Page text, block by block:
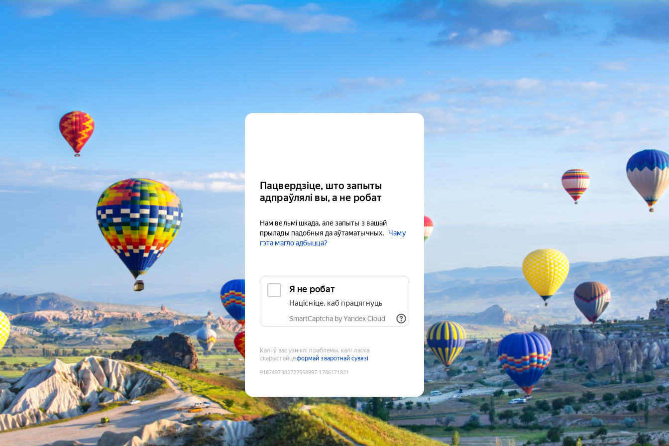
Пацвердзіце, што запыты
адпраўлялі вы, а не робат
Нам вельмі шкада, але запыты з вашай
прылады падобныя да аўтаматычных.
Чаму
гэта магло адбыцца?
Я не робат
Націсніце, каб працягнуць
SmartCaptcha by Yandex Cloud
Калі ў вас узніклі праблемы, калі ласка,
скарыстайцеформай зваротнай сувязі
9187497382722558997:1786171821